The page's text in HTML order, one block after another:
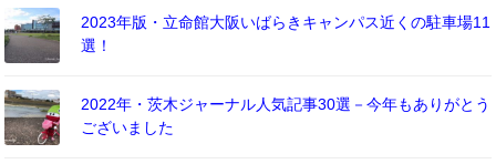
2023年版・立命館大阪いばらきキャンパス近くの駐車場11
選！
2022年・茨木ジャーナル人気記事30選－今年もありがとう
ございました